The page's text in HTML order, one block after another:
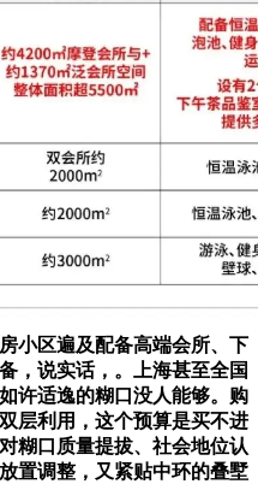
小区遍及配备高端会所、下
，说实话，。上海甚至全国
许适逸的糊口没人能够。购
层利用，这个预算是买不进
糊口质量提拔、社会地位认
置调整，又紧贴中环的叠墅